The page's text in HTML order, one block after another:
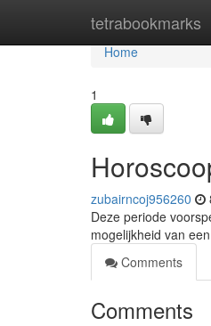
tetrabookmarks
Home
Home
1
zubairncoj956260
Deze periode
mogelijkheid van
Comments
Comments